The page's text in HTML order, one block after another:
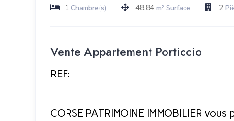
1 Chambre(s) 48.84 m² Surface 2
Vente Appartement Porticcio
REF:
CORSE PATRIMOINE IMMOBILIER